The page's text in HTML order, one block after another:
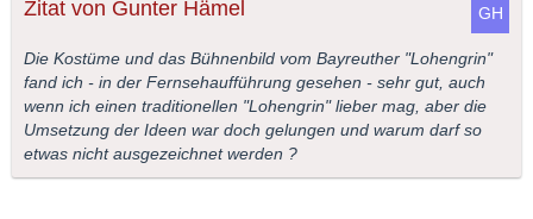
Zitat von Gunter Hämel
Die Kostüme und das Bühnenbild vom Bayreuther "Lohengrin"
fand ich - in der Fernsehaufführung gesehen - sehr gut, auch
wenn ich einen traditionellen "Lohengrin" lieber mag, aber die
Umsetzung der Ideen war doch gelungen und warum darf so
etwas nicht ausgezeichnet werden ?